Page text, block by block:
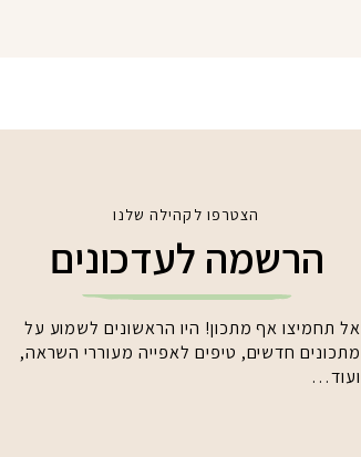
הצטרפו לקהילה שלנו
הרשמה לעדכונים
אל תחמיצו אף מתכון! היו הראשונים לשמוע על
מתכונים חדשים, טיפים לאפייה מעוררי השראה,
ועוד…